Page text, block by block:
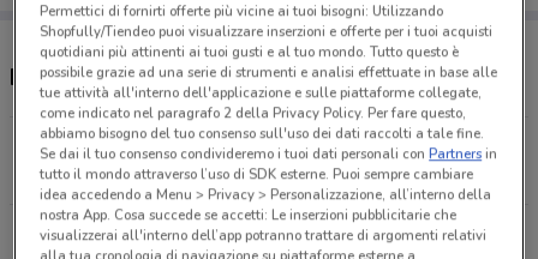
Negozi Promo Club nelle vicinanze
Via Castello della Magliana, 38 Roma
12.6 km
APERTO
Tutti i negozi Promo Club
Permettici di fornirti offerte più vicine ai tuoi bisogni: Utilizzando
Shopfully/Tiendeo puoi visualizzare inserzioni e offerte per i tuoi acquisti
quotidiani più attinenti ai tuoi gusti e al tuo mondo. Tutto questo è
possibile grazie ad una serie di strumenti e analisi effettuate in base alle
tue attività all'interno dell'applicazione e sulle piattaforme collegate,
come indicato nel paragrafo 2 della Privacy Policy. Per fare questo,
abbiamo bisogno del tuo consenso sull'uso dei dati raccolti a tale fine.
Se dai il tuo consenso condivideremo i tuoi dati personali conPartnersin
tutto il mondo attraverso l’uso di SDK esterne. Puoi sempre cambiare
idea accedendo a Menu > Privacy > Personalizzazione, all’interno della
nostra App. Cosa succede se accetti: Le inserzioni pubblicitarie che
visualizzerai all'interno dell’app potranno trattare di argomenti relativi